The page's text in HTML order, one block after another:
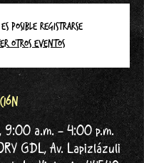
posible registrarse
otros eventos
a.m. – 4:00 p.m.
GDL, Av. Lapizlázuli